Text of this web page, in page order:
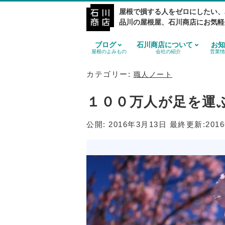
屋根で損する人をゼロにしたい
品川の屋根屋、石川商店にお気
ブログ
屋根のよみもの
石川商店について
会社の紹介
お
営業
カテゴリー: 職人ノート
１００万人が足を運
公開: 2016年3月13日 最終更新: